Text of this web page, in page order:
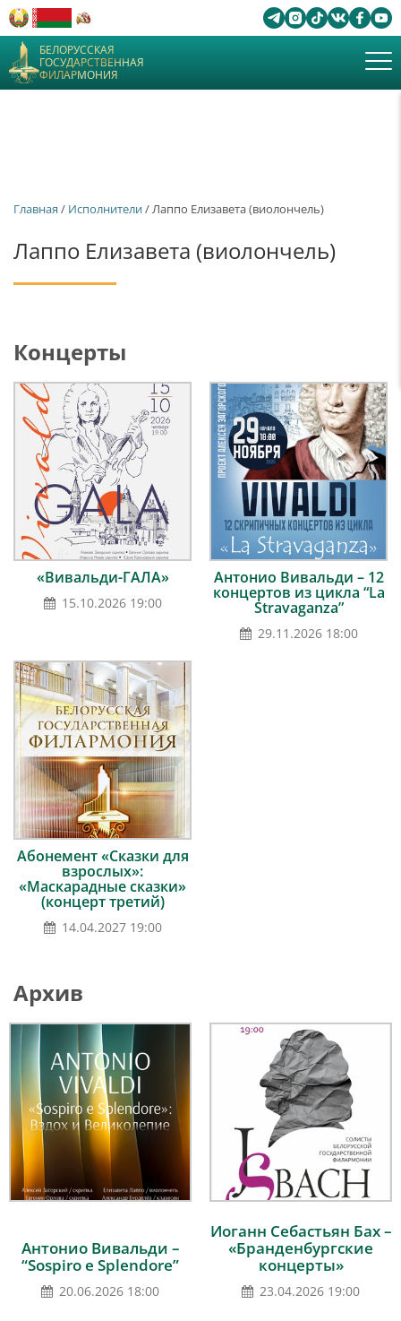
БЕЛОРУССКАЯ
ГОСУДАРСТВЕННАЯ
ФИЛАРМОНИЯ
Главная / Исполнители/ Лаппо Елизавета (виолончель)
Лаппо Елизавета (виолончель)
Концерты
«Вивальди-ГАЛА»
15.10.2026 19:00
Антонио Вивальди – 12
концертов из цикла “La
Stravaganza”
29.11.2026 18:00
Абонемент «Сказки для
взрослых»:
«Маскарадные сказки»
(концерт третий)
14.04.2027 19:00
Архив
Антонио Вивальди –
“Sospiro e Splendore”
20.06.2026 18:00
Иоганн Себастьян Бах –
«Бранденбургские
концерты»
23.04.2026 19:00